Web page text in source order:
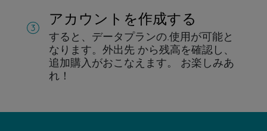
アカウントを作成する
すると、データプランの.使用が可能と
なります。 外出先 から残高を確認し、
追加購入がおこなえます。
お楽しみあ
れ！